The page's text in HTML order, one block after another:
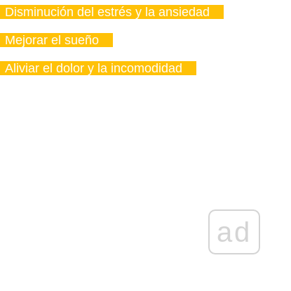
Disminución del estrés y la ansiedad
Mejorar el sueño
Aliviar el dolor y la incomodidad
ad